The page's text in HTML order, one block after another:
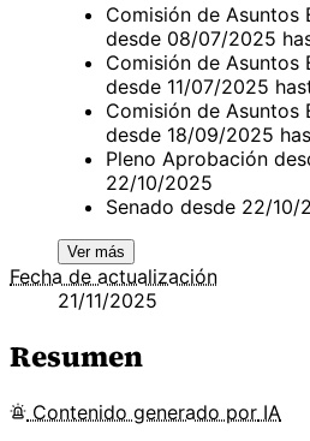
Comisión de Asuntos
desde 08/07/2025
Comisión de Asuntos
desde 11/07/2025
Comisión de Asuntos
desde 18/09/2025
Pleno Aprobación
22/10/2025
Senado desde 22/10/
Ver más
Fecha de actualización
21/11/2025
Resumen
Contenido generado por IA